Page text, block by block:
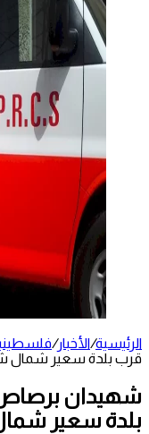
الرئيسية/الأخبار/
قرب بلدة سعير شمال
شهيدان برصاص
بلدة سعير